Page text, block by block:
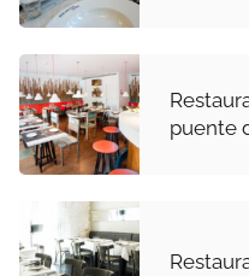
puente